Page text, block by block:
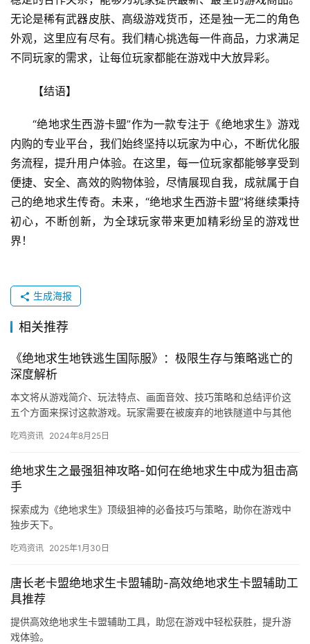
无论是稀有武器皮肤、高级游戏货币，还是独一无二的角色
外观，这里应有尽有。我们精心挑选每一件商品，力求满足
不同玩家的需求，让每位玩家都能在游戏中大放异彩。
【结语】
“绝地求生西游卡盟”作为一款专注于《绝地求生》游戏
内购的专业平台，我们始终坚持以玩家为中心，不断优化服
务流程，提升用户体验。在这里，每一位玩家都能够享受到
便捷、安全、高效的购物体验，尽情展现自我，成就属于自
己的绝地求生传奇。未来，“绝地求生西游卡盟”将继续秉持
初心，不断创新，为全球玩家带来更加精彩纷呈的游戏世
界！
生成海报
相关推荐
《绝地求生地铁逃生国际服》：极限生存与策略逃亡的
深度解析
本文将从游戏简介、玩法特点、画面音效、技巧策略和总结评价这
五个方面来探讨这款游戏。玩家需要在被废弃的地铁隧道中与其他
吃鸡资讯 2024年8月25日
绝地求生之最强狙神攻略-如何在绝地求生中成为狙击高
手
探索成为《绝地求生》顶级狙神的必备技巧与策略，助你在游戏中
独步天下。
吃鸡资讯 2025年1月30日
唐长老卡盟绝地求生卡盟辅助-高效绝地求生卡盟辅助工
具推荐
提供高效绝地求生卡盟辅助工具，助您在游戏中轻松获胜，提升游
戏体验。